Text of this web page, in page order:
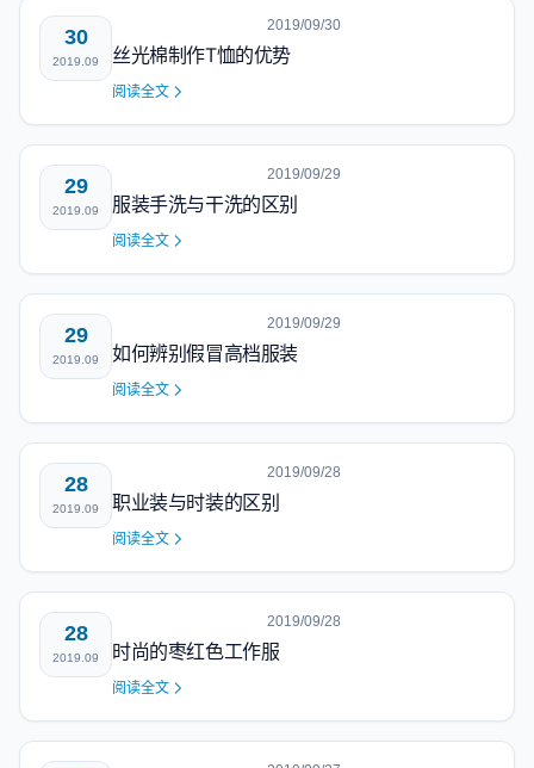
30
2019.09
2019/09/30
丝光棉制作T恤的优势
阅读全文
29
2019.09
2019/09/29
服装手洗与干洗的区别
阅读全文
29
2019.09
2019/09/29
如何辨别假冒高档服装
阅读全文
28
2019.09
2019/09/28
职业装与时装的区别
阅读全文
28
2019.09
2019/09/28
时尚的枣红色工作服
阅读全文